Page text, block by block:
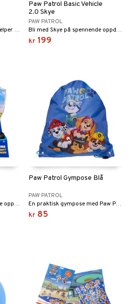
Ryder og hans firehjuling hjelper til med å redde dagen!
Paw Patrol Basic Vehicle
2.0 Skye
PAW PATROL
Bli med Skye på spennende oppdrag i helikopteret hennes.
kr 199
Bli med Zuma på spennende oppdrag i hans svevefartøy.
Paw Patrol Gympose Blå
PAW PATROL
En praktisk gympose med Paw Patrol-trykk.
kr 85